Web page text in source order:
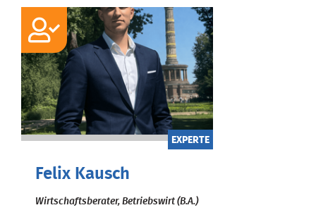
EXPERTE
Felix Kausch
Wirtschaftsberater, Betriebswirt (B.A.)